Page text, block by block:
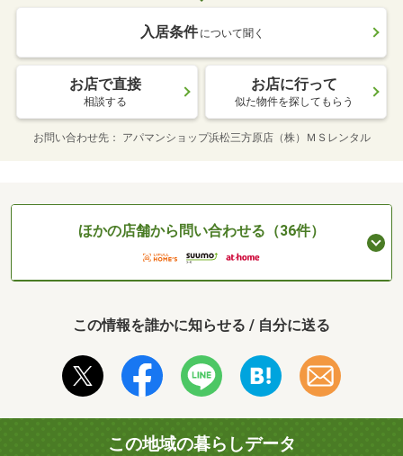
入居条件 について聞く
お店で直接
相談する
お店に行って
似た物件を探してもらう
お問い合わせ先 アパマンショップ浜松三方原店（株）ＭＳレンタル
ほかの店舗から問い合わせる（36件）
この情報を誰かに知らせる / 自分に送る
この地域の暮らしデータ